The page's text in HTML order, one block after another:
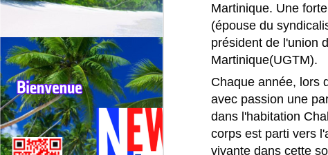
Martinique. Une
(épouse du
président de l'union
Martinique(UGTM).
Chaque année, lors
avec passion une
dans l'habitation
corps est parti vers
vivante dans cette
En
Un
JUN
29
📢